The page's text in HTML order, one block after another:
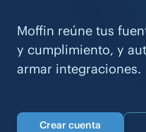
Moffin reúne tus
y cumplimiento, y
armar integraciones.
Crear cuenta